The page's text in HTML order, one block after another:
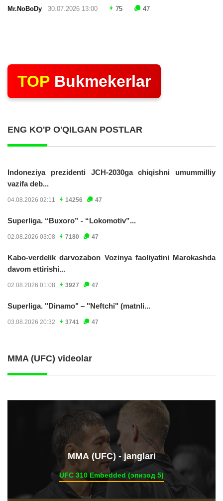
Mr.NoBoDy 30.07.2026 13:00 75 47
TOP Bukmekerlar
ENG KO'P O'QILGAN POSTLAR
Indoneziya prezidenti JCH-2030ga chiqishni umummilliy
vazifa deb...
04.08.2026 02:11 14256 47
Superliga. “Buxoro” - “Lokomotiv”...
02.08.2026 03:08 7180 47
Kabo-verdelik darvozabon Vozinya faoliyatini Marokashda
davom ettirishi...
02.08.2026 01:08 3927 47
Superliga. "Dinamo" – "Neftchi" (matnli...
03.08.2026 20:32 3741 47
MMA (UFC) videolar
ММА (UFC) - janglari
UFC 310 Embedded (эпизод 5)